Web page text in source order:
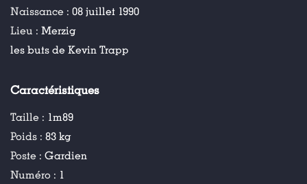
Naissance : 08 juillet 1990
Lieu : Merzig
les buts de Kevin Trapp
Caractéristiques
Taille : 1m89
Poids : 83 kg
Poste : Gardien
Numéro : 1